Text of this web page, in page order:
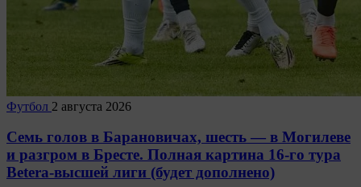
Футбол 2 августа 2026
Семь голов в Барановичах, шесть — в Могилеве
и разгром в Бресте. Полная картина 16-го тура
Betera-высшей лиги (будет дополнено)